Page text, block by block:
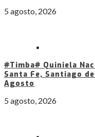
5 agosto, 2026
#Timba# Quiniela
Santa Fe, Santiago
Agosto
5 agosto, 2026